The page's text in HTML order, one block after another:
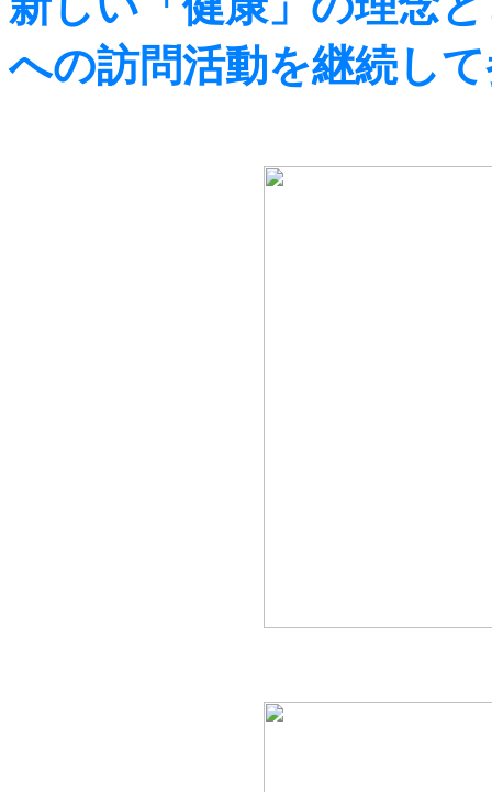
への訪問活動を継続し